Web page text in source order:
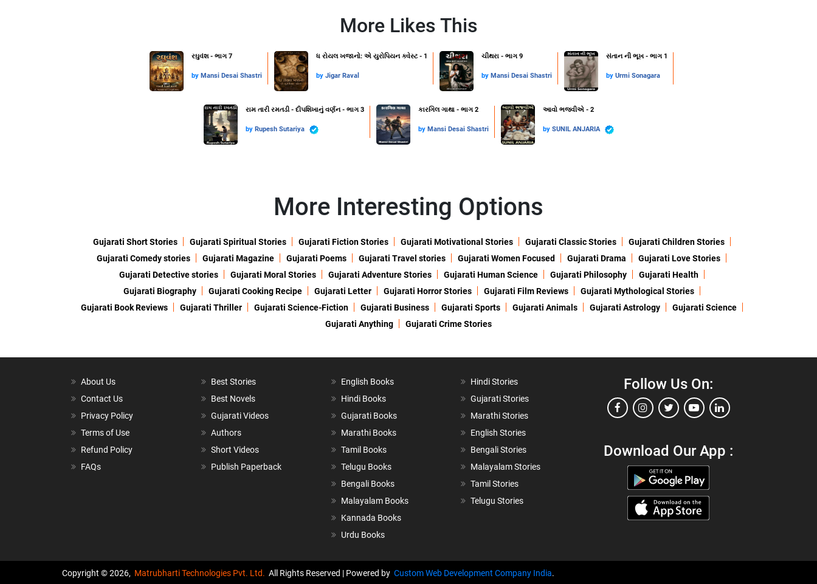
More Likes This
રઘુવંશ - ભાગ 7
by Mansi Desai Shastri
ધ રોયલ ખજાનો: એ યુરોપિયન ક્વેસ્ટ - 1
by Jigar Raval
ચીથરા - ભાગ 9
by Mansi Desai Shastri
સંતાન ની ભૂખ - ભાગ 1
by Urmi Sonagara
રામ તારી રમતડી - દીપશિખાનું વર્ણન - ભાગ 3
by Rupesh Sutariya
કારગિલ ગાથા - ભાગ 2
by Mansi Desai Shastri
આવો ભજવીએ - 2
by SUNIL ANJARIA
More Interesting Options
Gujarati Short Stories Gujarati Spiritual Stories Gujarati Fiction Stories Gujarati Motivational Stories Gujarati Classic Stories
Gujarati Children Stories
Gujarati Comedy stories
Gujarati Magazine Gujarati Poems Gujarati Travel stories Gujarati Women Focused Gujarati Drama
Gujarati Love Stories
Gujarati Detective stories
Gujarati Moral Stories Gujarati Adventure Stories Gujarati Human Science Gujarati Philosophy
Gujarati Health
Gujarati Biography
Gujarati Cooking Recipe Gujarati Letter Gujarati Horror Stories Gujarati Film Reviews
Gujarati Mythological Stories
Gujarati Book Reviews
Gujarati Thriller Gujarati Science-Fiction Gujarati Business Gujarati Sports Gujarati Animals Gujarati Astrology
Gujarati Science
Gujarati Anything
Gujarati Crime Stories
About Us
Contact Us
Privacy Policy
Terms of Use
Refund Policy
FAQs
Best Stories
Best Novels
Gujarati Videos
Authors
Short Videos
Publish Paperback
English Books
Hindi Books
Gujarati Books
Marathi Books
Tamil Books
Telugu Books
Bengali Books
Malayalam Books
Kannada Books
Urdu Books
Hindi Stories
Gujarati Stories
Marathi Stories
English Stories
Bengali Stories
Malayalam Stories
Tamil Stories
Telugu Stories
Follow Us On:
Download Our App :
Copyright © 2026, Matrubharti Technologies Pvt. Ltd. All Rights Reserved | Powered by Custom Web Development Company India.